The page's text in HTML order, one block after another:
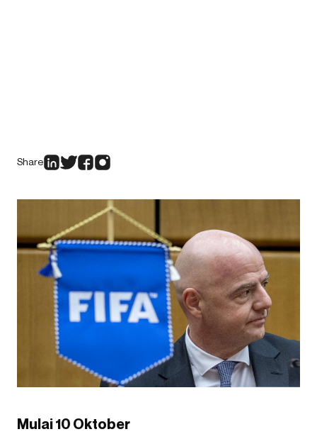
Share
Mulai 10 Oktober